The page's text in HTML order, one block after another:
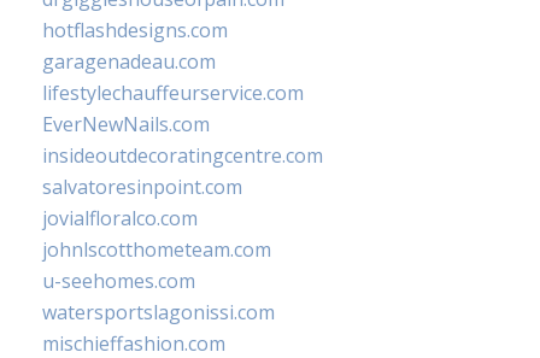
hotflashdesigns.com
garagenadeau.com
lifestylechauffeurservice.com
EverNewNails.com
insideoutdecoratingcentre.com
salvatoresinpoint.com
jovialfloralco.com
johnlscotthometeam.com
u-seehomes.com
watersportslagonissi.com
mischieffashion.com